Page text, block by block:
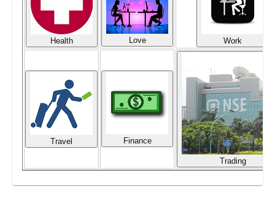
Health Love Work
Travel Finance
Trading